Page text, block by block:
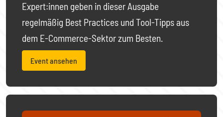
Expert:innen geben in dieser Ausgabe
regelmäßig Best Practices und Tool-Tipps aus
dem E-Commerce-Sektor zum Besten.
Event ansehen